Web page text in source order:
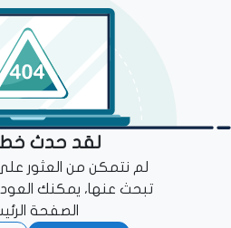
لقد حدث
لم نتمكن من العثور
تبحث عنها، يمكنك
الصفحة